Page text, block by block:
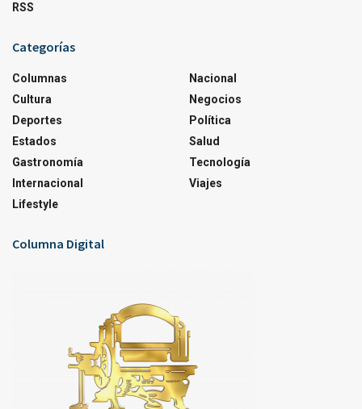
RSS
Categorías
Columnas
Cultura
Deportes
Estados
Gastronomía
Internacional
Lifestyle
Nacional
Negocios
Política
Salud
Tecnología
Viajes
Columna Digital